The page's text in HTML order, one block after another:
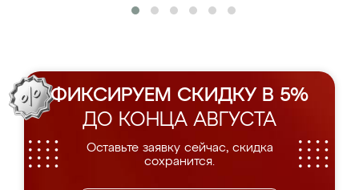
ФИКСИРУЕМ СКИДКУ В 5%
ДО КОНЦА АВГУСТА
Оставьте заявку сейчас, скидка
сохранится.